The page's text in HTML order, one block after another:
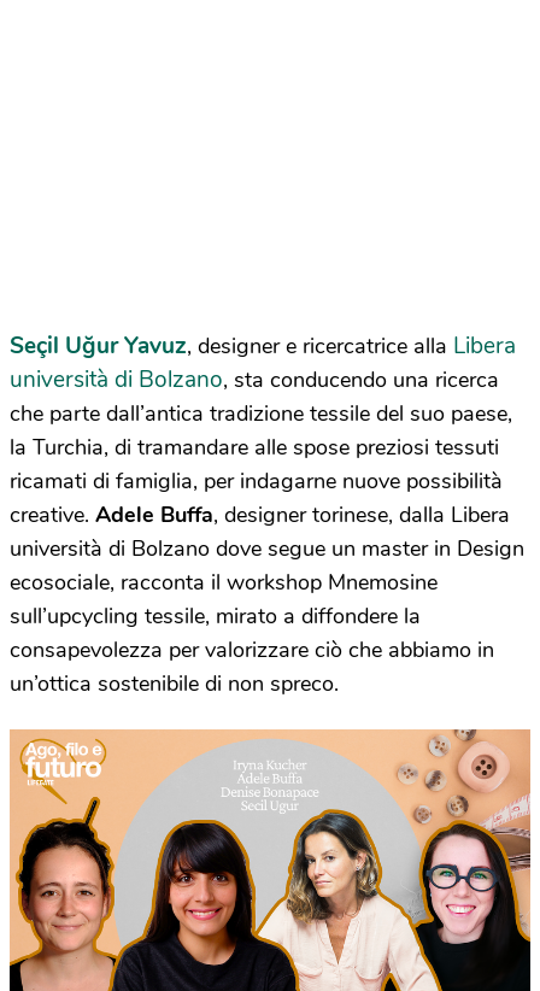
Seçil Uğur Yavuz, designer e ricercatrice alla Libera
università di Bolzano, sta conducendo una ricerca
che parte dall’antica tradizione tessile del suo paese,
la Turchia, di tramandare alle spose preziosi tessuti
ricamati di famiglia, per indagarne nuove possibilità
creative. Adele Buffa, designer torinese, dalla Libera
università di Bolzano dove segue un master in Design
ecosociale, racconta il workshop Mnemosine
sull’upcycling tessile, mirato a diffondere la
consapevolezza per valorizzare ciò che abbiamo in
un’ottica sostenibile di non spreco.